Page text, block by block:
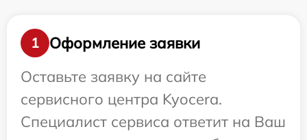
1
Оформление заявки
Оставьте заявку на сайте
сервисного центра Kyocera.
Специалист сервиса ответит на Ваш